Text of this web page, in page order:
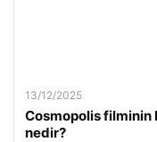
13/12/2025
Cosmopolis filminin
nedir?